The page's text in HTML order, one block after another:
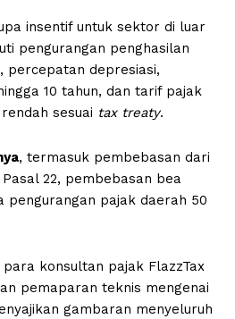
insentif untuk sektor di luar
pengurangan penghasilan
percepatan depresiasi,
10 tahun, dan tarif pajak
sesuai tax treaty.
, termasuk pembebasan dari
Pasal 22, pembebasan bea
pengurangan pajak daerah 50
konsultan pajak FlazzTax
pemaparan teknis mengenai
gambaran menyeluruh